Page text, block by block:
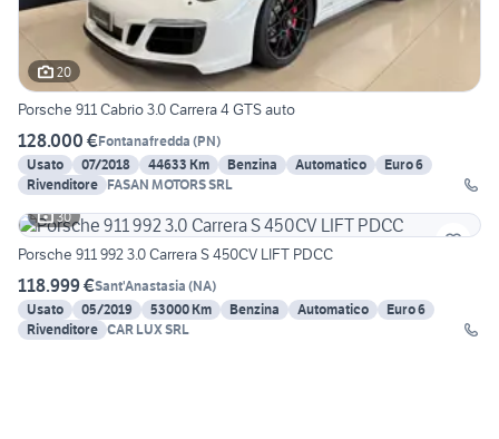
20
Porsche 911 Cabrio 3.0 Carrera 4 GTS auto
128.000 €Fontanafredda (PN)
Usato
07/2018 44633 Km Benzina Automatico
Euro 6
Rivenditore FASAN MOTORS SRL
30
Porsche 911 992 3.0 Carrera S 450CV LIFT PDCC
118.999 €Sant'Anastasia (NA)
Usato
05/2019 53000 Km Benzina Automatico
Euro 6
Rivenditore CAR LUX SRL